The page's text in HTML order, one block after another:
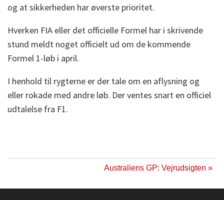
og at sikkerheden har øverste prioritet.
Hverken FIA eller det officielle Formel har i skrivende
stund meldt noget officielt ud om de kommende
Formel 1-løb i april.
I henhold til rygterne er der tale om en aflysning og
eller rokade med andre løb. Der ventes snart en officiel
udtalelse fra F1.
Australiens GP: Vejrudsigten »